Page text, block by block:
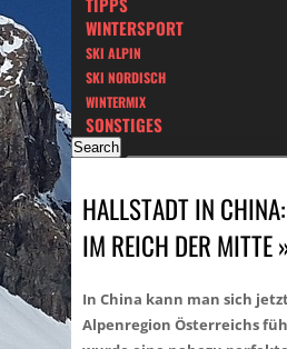
WINTERSPORT
SKI ALPIN
SKI NORDISCH
WINTERMIX
SONSTIGES
HALLSTADT IN
IM REICH DER MITTE
In China kann man sich
Alpenregion Österreichs